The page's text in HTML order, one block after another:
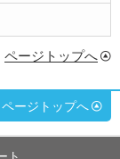
ページトップへ
ページトップへ